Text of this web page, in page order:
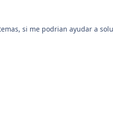
si me podrian ayudar a